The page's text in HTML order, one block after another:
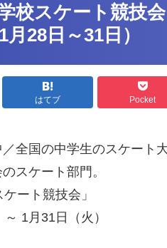
校スケート競技
28日～31日）
はてブ Pocket
全国の中学生のスケート大
スケート部門。
ート競技会」
1月31日（火）